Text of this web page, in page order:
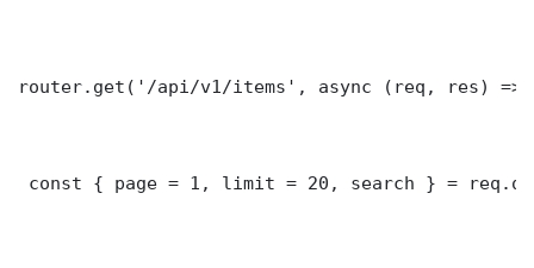
router.get('/api/v1/items', async (req, res) =>
const { page = 1, limit = 20, search } =